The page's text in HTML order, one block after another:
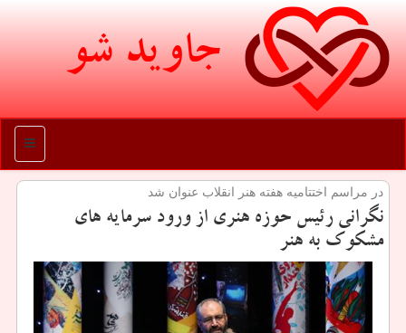
جاوید شو
منو
در مراسم اختتامیه هفته هنر انقلاب عنوان شد
نگرانی رئیس حوزه هنری از ورود سرمایه های
مشكوك به هنر